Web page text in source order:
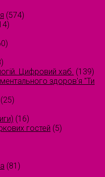
(574)
Цифровий хаб. (139)
здоров'я "Ти
(25)
(16)
гостей (5)
(81)